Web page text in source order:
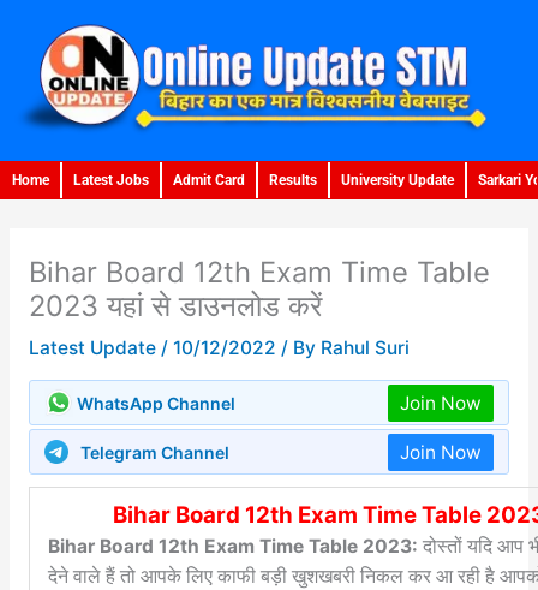
content
Home Latest Jobs Admit Card Results University Update Sarkari
Bihar Board 12th Exam Time Table
2023 यहां से डाउनलोड करें
Latest Update/ 10/12/2022 / By Rahul Suri
WhatsApp Channel Join Now
Telegram Channel Join Now
Bihar Board 12th Exam Time Table 2023
Bihar Board 12th Exam Time Table 2023:दोस्तों यदि आप
देने वाले हैं तो आपके लिए काफी बड़ी खुशखबरी निकल कर आ रही है आपको